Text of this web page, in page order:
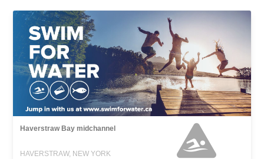
Haverstraw Bay midchannel
HAVERSTRAW, NEW YORK